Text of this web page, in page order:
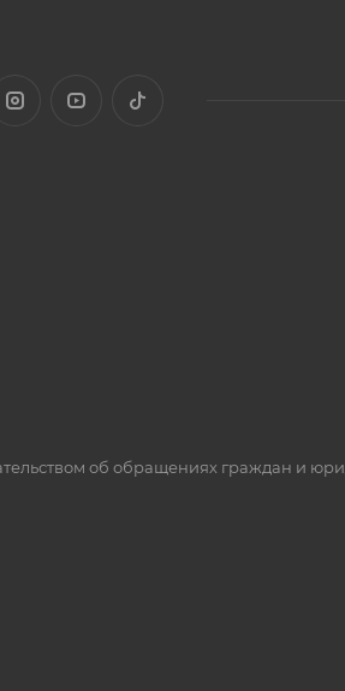
об обращениях граждан и